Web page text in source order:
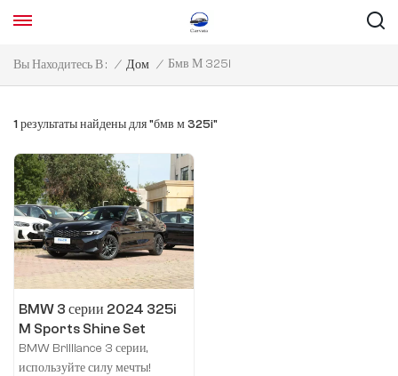
Вы Находитесь В : / Дом / Бмв М 325i
1 результаты найдены для "бмв м 325i"
BMW 3 серии 2024 325i
M Sports Shine Set
BMW Brilliance 3 серии,
используйте силу мечты!